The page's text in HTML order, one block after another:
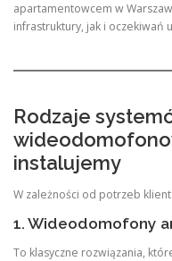
apartamentowcem w
infrastruktury, jak i oczekiwań
Rodzaje
instalujemy
W zależności od potrzeb
1. Wideodomofony
To klasyczne rozwiązania,